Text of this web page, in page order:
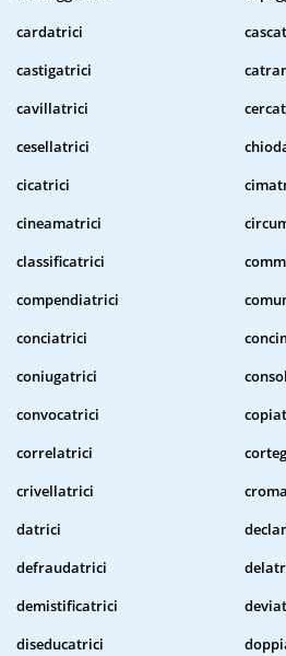
cardatrici
castigatrici
cavillatrici
cesellatrici
cicatrici
cineamatrici
classificatrici
compendiatrici
conciatrici
coniugatrici
convocatrici
correlatrici
crivellatrici
datrici
defraudatrici
demistificatrici
diseducatrici